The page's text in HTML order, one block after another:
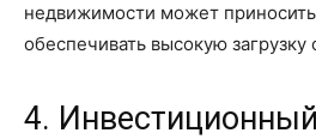
недвижимости может
обеспечивать высокую загрузку
4.